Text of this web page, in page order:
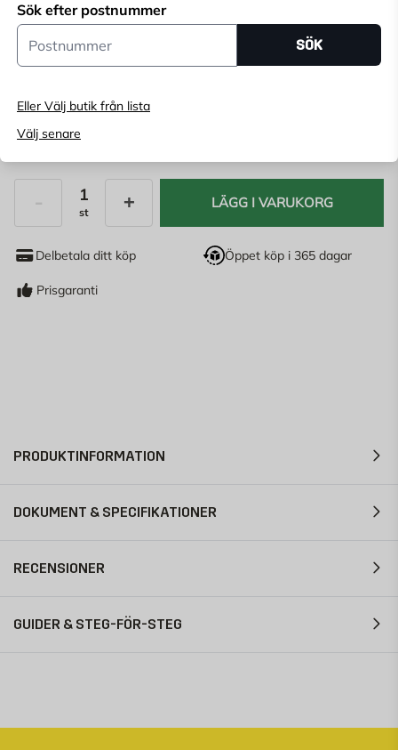
Sök efter postnummer
Postnummer
SÖK
Eller Välj butik från lista
Välj senare
Välj butik för att se lagerstatus
Köp online, boka leverans i kassan
249
st
LÄGG I VARUKORG
Delbetala ditt köp Öppet köp i 365 dagar
Prisgaranti
PRODUKTINFORMATION
DOKUMENT & SPECIFIKATIONER
RECENSIONER
GUIDER & STEG-FÖR-STEG